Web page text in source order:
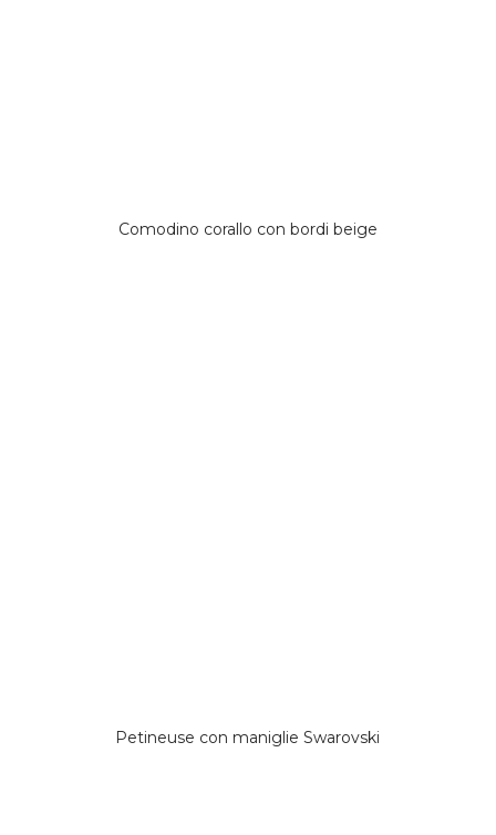
Comodino corallo con bordi beige
Petineuse con maniglie Swarovski